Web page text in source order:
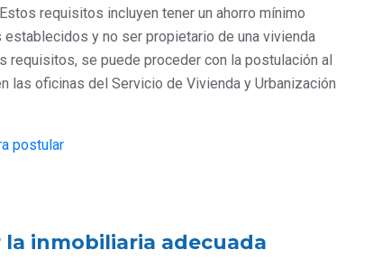
requisitos incluyen tener un ahorro mínimo
y no ser propietario de una vivienda
requisitos, se puede proceder con la postulación al
las oficinas del Servicio de Vivienda y Urbanización
postular
inmobiliaria adecuada